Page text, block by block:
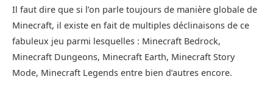
Il faut dire que si l’on parle toujours de manière globale de
Minecraft, il existe en fait de multiples déclinaisons de ce
fabuleux jeu parmi lesquelles : Minecraft Bedrock,
Minecraft Dungeons, Minecraft Earth, Minecraft Story
Mode, Minecraft Legends entre bien d’autres encore.